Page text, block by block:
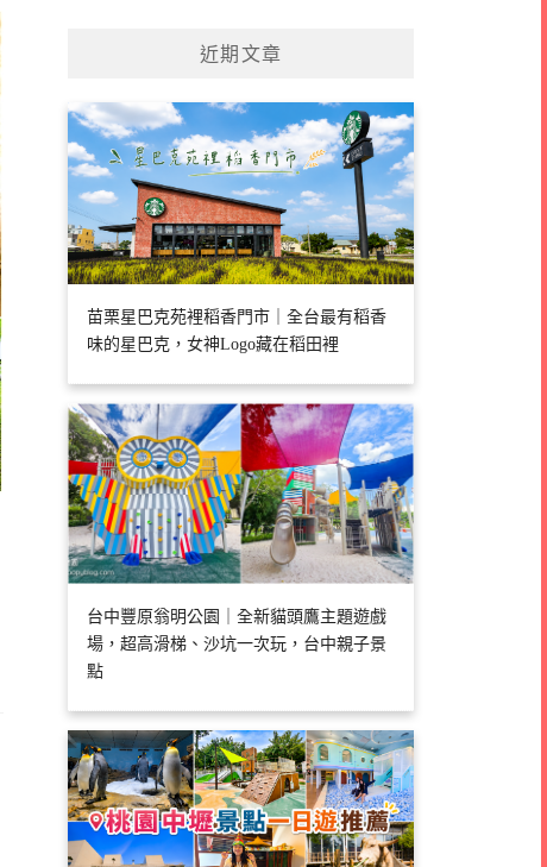
近期文章
苗栗星巴克苑裡稻香門市｜全台最有稻香
味的星巴克，女神Logo藏在稻田裡
台中豐原翁明公園｜全新貓頭鷹主題遊戲
場，超高滑梯、沙坑一次玩，台中親子景
點